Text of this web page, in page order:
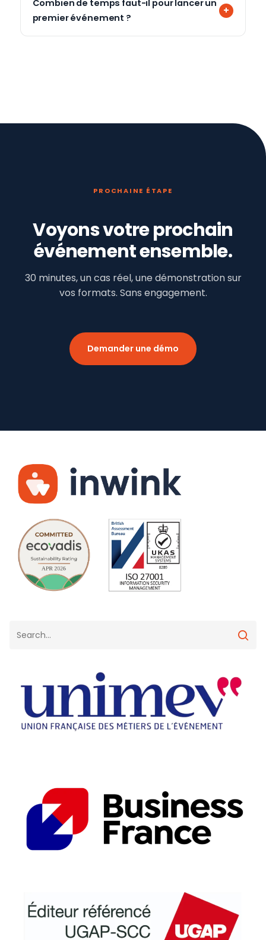
Combien de temps faut-il pour lancer un
premier événement ?
PROCHAINE ÉTAPE
Voyons votre prochain
événement ensemble.
30 minutes, un cas réel, une démonstration sur
vos formats. Sans engagement.
Demander une démo